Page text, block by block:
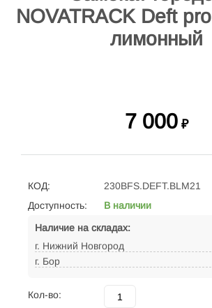
NOVATRACK Deft
лимонный
7 000 ₽
КОД:
230BFS.DEFT.BLM21
Доступность:
В наличии
Наличие на складах:
г. Нижний Новгород
г. Бор
Кол-во: